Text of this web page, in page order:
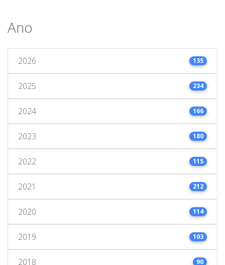
Ano
2026 135
2025 234
2024 166
2023 180
2022 115
2021 212
2020 114
2019 103
2018 90